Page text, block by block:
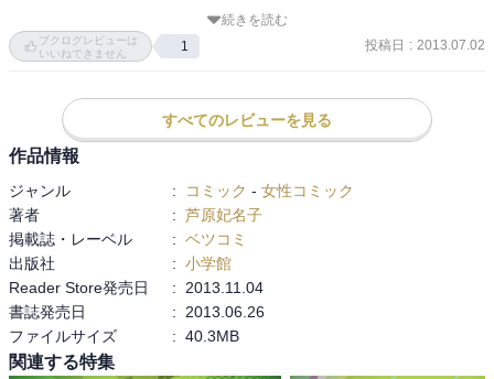
ヤモヤ感が…。
水帆自身はだいぶ救われているんですがね。
続きを読む
ブクログレビューは
いいねできません
1 投稿日 : 2013.07.02
すべてのレビューを見る
作品情報
ジャンル : コミック - 女性コミック
著者
: 芦原妃名子
掲載誌・レーベル
: ベツコミ
出版社
: 小学館
Reader Store発売日
:
2013.11.04
書誌発売日
:
2013.06.26
ファイルサイズ
: 40.3MB
関連する特集